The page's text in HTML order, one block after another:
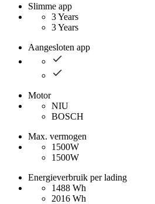
Slimme app
3 Years
3 Years
Aangesloten app
Motor
NIU
BOSCH
Max. vermogen
1500W
1500W
Energieverbruik per lading
1488 Wh
2016 Wh